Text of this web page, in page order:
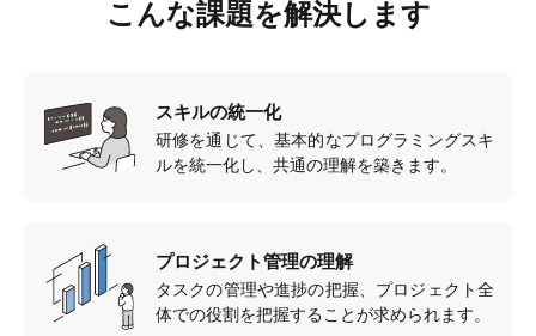
こんな課題を解決します
スキルの統一化
研修を通じて、基本的なプログラミングスキ
ルを統一化し、共通の理解を築きます。
プロジェクト管理の理解
タスクの管理や進捗の把握、プロジェクト全
体での役割を把握することが求められます。